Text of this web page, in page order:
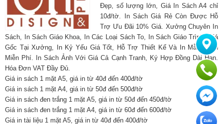
Đẹp, số lượng lớn, Giá In Sách A4 chỉ
10đ/tờ. In Sách Giá Rẻ Còn Được Hỗ
Trợ Ưu Đãi 10% Giá. Xưởng Chuyên In
Sách, In Sách Giáo Khoa, In Các Loại Sách To, In Sách Giáo Trình, Giá
Gốc Tại Xưởng, In Kỷ Yếu Giá Tốt, Hỗ Trợ Thiết Kế Và In Mẫu Sách
Miễn Phí. In Sách Ảnh Với Giá Cả Cạnh Tranh, Ký Hợp Đồng Dài Hạn.
Hóa Đơn VAT Đầy Đủ.
Giá in sách 1 mặt A5, giá in từ 40đ đến 400đ/tờ
Giá in sách 1 mặt A4, giá in từ 50đ đến 500đ/tờ
Giá in sách đen trắng 1 mặt A5, giá in từ 50đ đến 450đ/tờ
Giá in sách đen trắng 1 mặt A4, giá in từ 60đ đến 600đ/tờ
Giá in tài liệu 1 mặt A5, giá in từ 40đ đến 400đ/tờ